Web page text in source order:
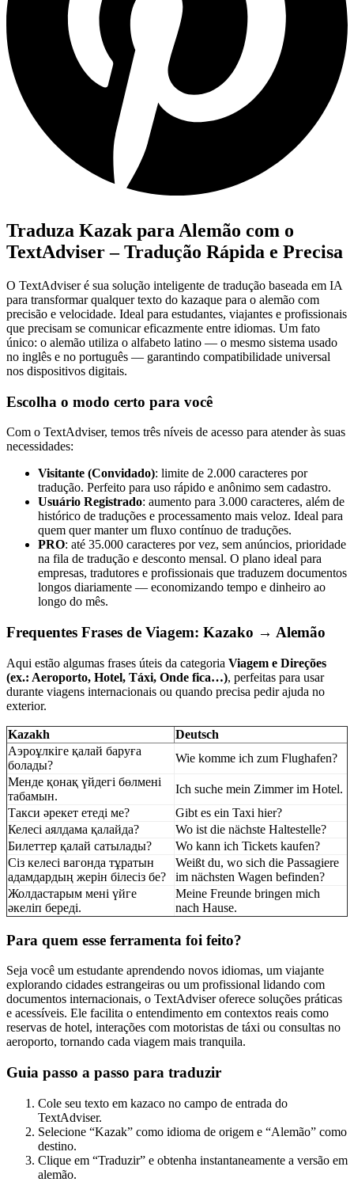
Traduza Kazak para Alemão com o
TextAdviser – Tradução Rápida e Precisa
O TextAdviser é sua solução inteligente de tradução baseada em IA
para transformar qualquer texto do kazaque para o alemão com
precisão e velocidade. Ideal para estudantes, viajantes e profissionais
que precisam se comunicar eficazmente entre idiomas. Um fato
único: o alemão utiliza o alfabeto latino — o mesmo sistema usado
no inglês e no português — garantindo compatibilidade universal
nos dispositivos digitais.
Escolha o modo certo para você
Com o TextAdviser, temos três níveis de acesso para atender às suas
necessidades:
Visitante (Convidado): limite de 2.000 caracteres por
tradução. Perfeito para uso rápido e anônimo sem cadastro.
Usuário Registrado: aumento para 3.000 caracteres, além de
histórico de traduções e processamento mais veloz. Ideal para
quem quer manter um fluxo contínuo de traduções.
PRO: até 35.000 caracteres por vez, sem anúncios, prioridade
na fila de tradução e desconto mensal. O plano ideal para
empresas, tradutores e profissionais que traduzem documentos
longos diariamente — economizando tempo e dinheiro ao
longo do mês.
Frequentes Frases de Viagem: Kazako → Alemão
Aqui estão algumas frases úteis da categoria Viagem e Direções
(ex.: Aeroporto, Hotel, Táxi, Onde fica…), perfeitas para usar
durante viagens internacionais ou quando precisa pedir ajuda no
exterior.
Kazakh
Deutsch
Аэроұлкіге қалай баруға
болады?
Wie komme ich zum Flughafen?
Менде қонақ үйдегі бөлмені
табамын.
Ich suche mein Zimmer im Hotel.
Такси әрекет етеді ме?
Gibt es ein Taxi hier?
Келесі аялдама қалайда?
Wo ist die nächste Haltestelle?
Билеттер қалай сатылады?
Wo kann ich Tickets kaufen?
Сіз келесі вагонда тұратын
адамдардың жерін білесіз бе?
Weißt du, wo sich die Passagiere
im nächsten Wagen befinden?
Жолдастарым мені үйге
әкеліп береді.
Meine Freunde bringen mich
nach Hause.
Para quem esse ferramenta foi feito?
Seja você um estudante aprendendo novos idiomas, um viajante
explorando cidades estrangeiras ou um profissional lidando com
documentos internacionais, o TextAdviser oferece soluções práticas
e acessíveis. Ele facilita o entendimento em contextos reais como
reservas de hotel, interações com motoristas de táxi ou consultas no
aeroporto, tornando cada viagem mais tranquila.
Guia passo a passo para traduzir
Cole seu texto em kazaco no campo de entrada do
TextAdviser.
Selecione “Kazak” como idioma de origem e “Alemão” como
destino.
Clique em “Traduzir” e obtenha instantaneamente a versão em
alemão.